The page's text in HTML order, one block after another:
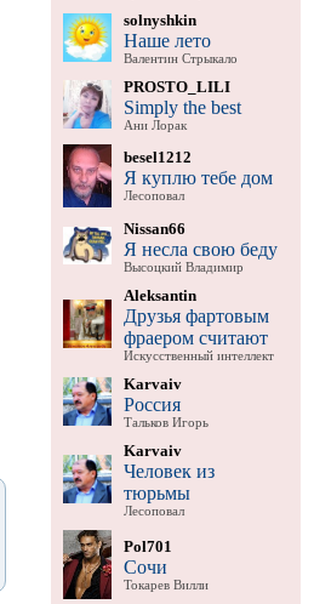
solnyshkin
Наше лето
Валентин Стрыкало
PROSTO_LILI
Simply the best
Ани Лорак
besel1212
Я куплю тебе дом
Лесоповал
Nissan66
Я несла свою беду
Высоцкий Владимир
Aleksantin
Друзья фартовым
фраером считают
Искусственный интеллект
Karvaiv
Россия
Тальков Игорь
Karvaiv
Человек из
тюрьмы
Лесоповал
Pol701
Сочи
Токарев Вилли